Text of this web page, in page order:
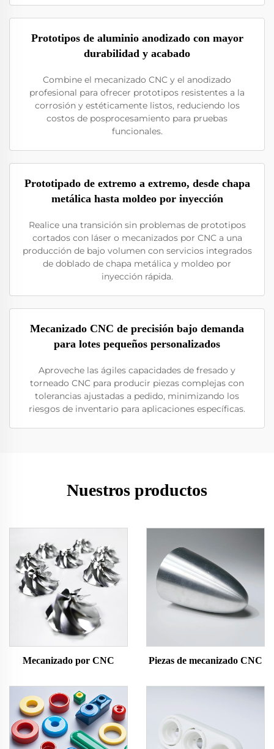
Prototipos de aluminio anodizado con mayor
durabilidad y acabado
Combine el mecanizado CNC y el anodizado
profesional para ofrecer prototipos resistentes a la
corrosión y estéticamente listos, reduciendo los
costos de posprocesamiento para pruebas
funcionales.
Prototipado de extremo a extremo, desde chapa
metálica hasta moldeo por inyección
Realice una transición sin problemas de prototipos
cortados con láser o mecanizados por CNC a una
producción de bajo volumen con servicios integrados
de doblado de chapa metálica y moldeo por
inyección rápida.
Mecanizado CNC de precisión bajo demanda
para lotes pequeños personalizados
Aproveche las ágiles capacidades de fresado y
torneado CNC para producir piezas complejas con
tolerancias ajustadas a pedido, minimizando los
riesgos de inventario para aplicaciones específicas.
Nuestros productos
Mecanizado por CNC Piezas de mecanizado CNC